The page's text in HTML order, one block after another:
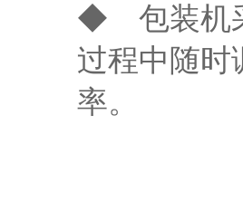
◆ 包装机
过程中随时
率。